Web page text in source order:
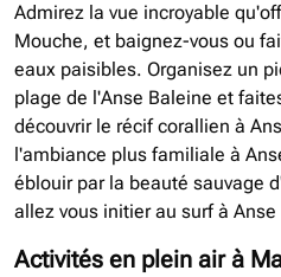
Admirez la vue incroyable
Mouche, et baignez-vous ou
eaux paisibles. Organisez un
plage de l'Anse Baleine et
découvrir le récif corallien à
l'ambiance plus familiale à
éblouir par la beauté sauvage
allez vous initier au surf à Anse
Activités en plein air à